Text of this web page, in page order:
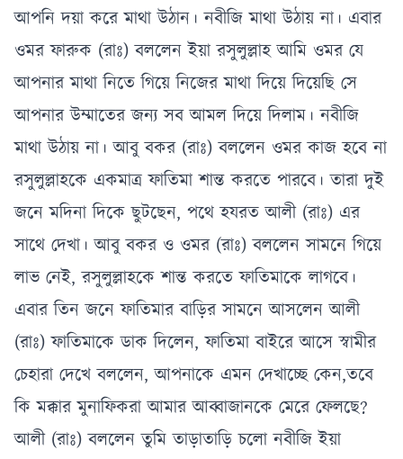
আপনি দয়া করে মাথা উঠান। নবীজি মাথা উঠায় না। এবার
ওমর ফারুক (রাঃ) বললেন ইয়া রসুলুল্লাহ আমি ওমর যে
আপনার মাথা নিতে গিয়ে নিজের মাথা দিয়ে দিয়েছি সে
আপনার উম্মাতের জন্য সব আমল দিয়ে দিলাম। নবীজি
মাথা উঠায় না। আবু বকর (রাঃ) বললেন ওমর কাজ হবে না
রসুলুল্লাহকে একমাত্র ফাতিমা শান্ত করতে পারবে। তারা দুই
জনে মদিনা দিকে ছুটছেন, পথে হযরত আলী (রাঃ) এর
সাথে দেখা। আবু বকর ও ওমর (রাঃ) বললেন সামনে গিয়ে
লাভ নেই, রসুলুল্লাহকে শান্ত করতে ফাতিমাকে লাগবে।
এবার তিন জনে ফাতিমার বাড়ির সামনে আসলেন আলী
(রাঃ) ফাতিমাকে ডাক দিলেন, ফাতিমা বাইরে আসে স্বামীর
চেহারা দেখে বললেন, আপনাকে এমন দেখাচ্ছে কেন,তবে
কি মক্কার মুনাফিকরা আমার আব্বাজানকে মেরে ফেলছে?
আলী (রাঃ) বললেন তুমি তাড়াতাড়ি চলো নবীজি ইয়া